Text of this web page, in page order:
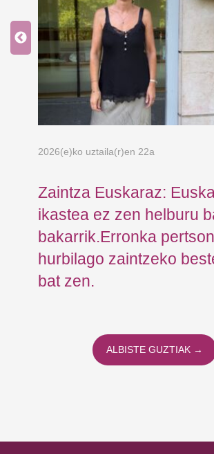
2026(e)ko uztaila(r)en 22a
Zaintza Euskaraz:
ikastea ez zen helburu
bakarrik.Erronka
hurbilago zaintzeko
bat zen.
ALBISTE GUZTIAK →